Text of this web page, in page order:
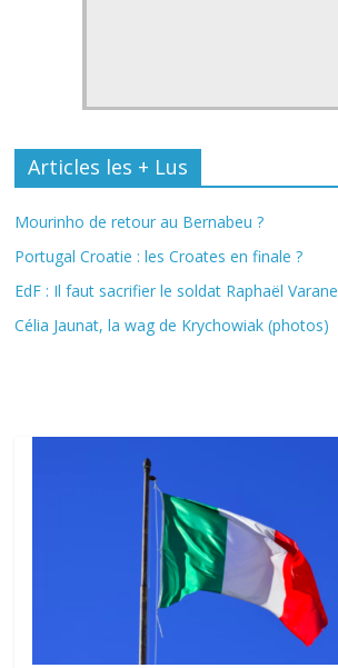
Articles les + Lus
Mourinho de retour au Bernabeu ?
Portugal Croatie : les Croates en finale ?
EdF : Il faut sacrifier le soldat Raphaël Varane
Célia Jaunat, la wag de Krychowiak (photos)